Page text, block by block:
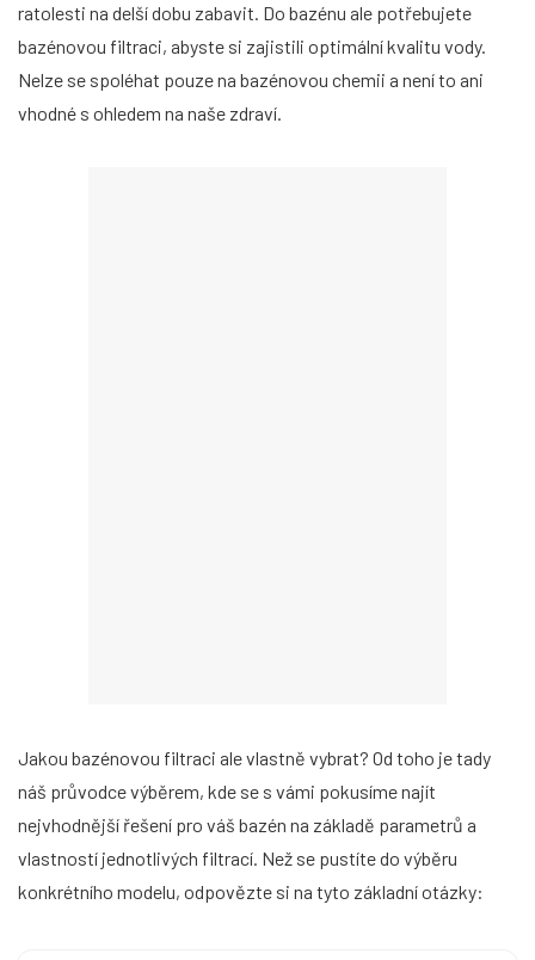
ratolesti na delší dobu zabavit. Do bazénu ale potřebujete
bazénovou filtraci, abyste si zajistili optimální kvalitu vody.
Nelze se spoléhat pouze na bazénovou chemii a není to ani
vhodné s ohledem na naše zdraví.
Jakou bazénovou filtraci ale vlastně vybrat? Od toho je tady
náš průvodce výběrem, kde se s vámi pokusíme najít
nejvhodnější řešení pro váš bazén na základě parametrů a
vlastností jednotlivých filtrací. Než se pustíte do výběru
konkrétního modelu, odpovězte si na tyto základní otázky: